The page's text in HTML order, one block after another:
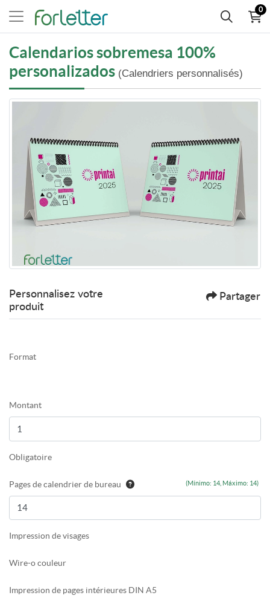
0
Calendarios sobremesa 100%
personalizados (Calendriers personnalisés)
Personnalisez votre
produit
Partager
Format
Montant
Obligatoire
(Mínimo: 14, Máximo: 14)
Pages de calendrier de bureau
Impression de visages
Wire-o couleur
Impression de pages intérieures DIN A5